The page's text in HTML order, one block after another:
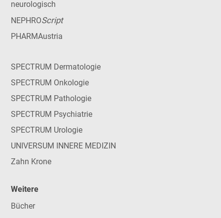
neurologisch
NEPHROScript
PHARMAustria
SPECTRUM Dermatologie
SPECTRUM Onkologie
SPECTRUM Pathologie
SPECTRUM Psychiatrie
SPECTRUM Urologie
UNIVERSUM INNERE MEDIZIN
Zahn Krone
Weitere
Bücher